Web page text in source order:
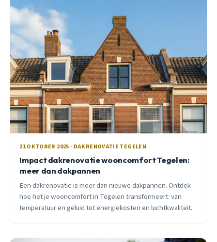
21 OKTOBER 2025 · DAKRENOVATIE TEGELEN
Impact dakrenovatie wooncomfort Tegelen:
meer dan dakpannen
Een dakrenovatie is meer dan nieuwe dakpannen. Ontdek
hoe het je wooncomfort in Tegelen transformeert: van
temperatuur en geluid tot energiekosten en luchtkwaliteit.